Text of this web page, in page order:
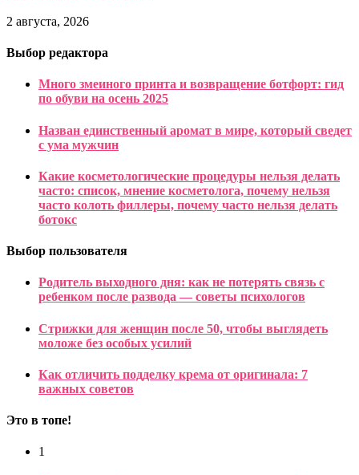
2 августа, 2026
Выбор редактора
Много змеиного принта и возвращение ботфорт: гид
по обуви на осень 2025
Назван единственный аромат в мире, который сведет
с ума мужчин
Какие косметологические процедуры нельзя делать
часто: список, мнение косметолога, почему нельзя
часто колоть филлеры, почему часто нельзя делать
ботокс
Выбор пользователя
Родитель выходного дня: как не потерять связь с
ребенком после развода — советы психологов
Стрижки для женщин после 50, чтобы выглядеть
моложе без особых усилий
Как отличить подделку крема от оригинала: 7
важных советов
Это в топе!
1